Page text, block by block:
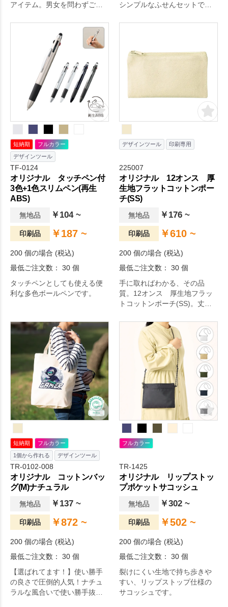
アイテム。男女を問わずご使
デザインです。
シンプルなふせんセットで
短納期
フルカラー
デザインツール
TF-0124
オリジナル タッチペン付
3色+1色スリムペン(再生
ABS)
無地品 ￥104 ~
印刷品 ￥187 ~
200 個の場合 (税込)
最低ご注文数： 30 個
タッチペンとしても使える便
利な多色ボールペンです。
デザインツール 印刷専用
225007
オリジナル 12オンス 厚
生地フラットコットンポー
チ(SS)
無地品 ￥176 ~
印刷品 ￥610 ~
200 個の場合 (税込)
最低ご注文数： 30 個
手に取ればわかる、その品
質。12オンス 厚生地フラッ
トコットンポーチ(SS)。丈夫
ンプルなポーチです。小物入
れやペンケースなどにもご利
用いただけます。
短納期
フルカラー
1個から作れる
デザインツール
TR-0102-008
オリジナル コットンバッ
グ(M)ナチュラル
無地品 ￥137 ~
印刷品 ￥872 ~
200 個の場合 (税込)
最低ご注文数： 30 個
【選ばれてます！】使い勝手
の良さで圧倒的人気！ナチュ
ラルな風合いで使い勝手抜群
フルカラー
TR-1425
オリジナル リップストッ
プポケットサコッシュ
無地品 ￥302 ~
印刷品 ￥502 ~
200 個の場合 (税込)
最低ご注文数： 30 個
裂けにくい生地で持ち歩きや
すい、リップストップ仕様の
サコッシュです。